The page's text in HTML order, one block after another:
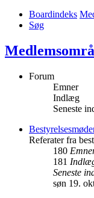
Boardindeks
Søg
Forum
Emner
Indlæg
Seneste
Referater fra
180
181
Seneste
søn 19.